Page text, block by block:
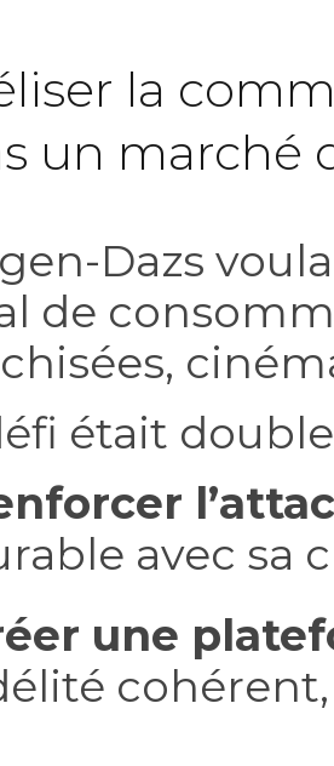
la
un marché
Dazs
de
était
avec sa
une